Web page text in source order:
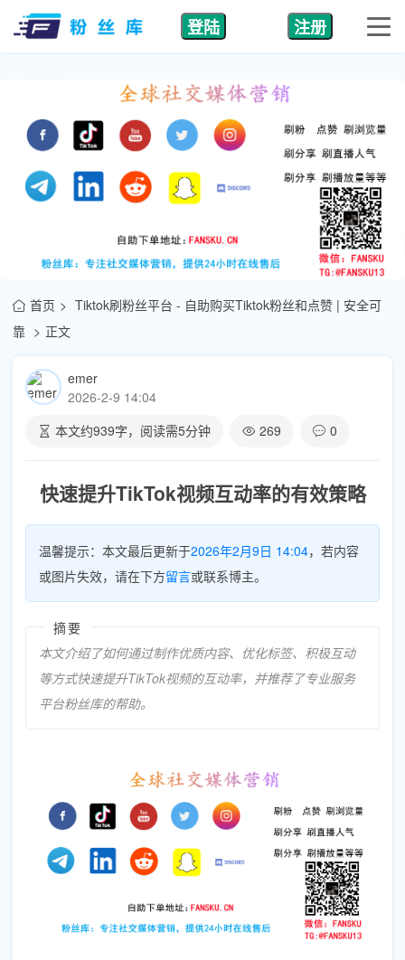
登陆 注册
首页
Tiktok刷粉丝平台 - 自助购买Tiktok粉丝和点赞 | 安全可
靠
正文
emer
2026-2-9 14:04
本文约939字，阅读需5分钟 269 0
快速提升TikTok视频互动率的有效策略
温馨提示：本文最后更新于2026年2月9日 14:04，若内容
或图片失效，请在下方留言或联系博主。
摘要
本文介绍了如何通过制作优质内容、优化标签、积极互动
等方式快速提升TikTok视频的互动率，并推荐了专业服务
平台粉丝库的帮助。